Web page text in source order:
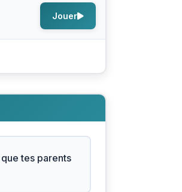
Jouer
tes parents